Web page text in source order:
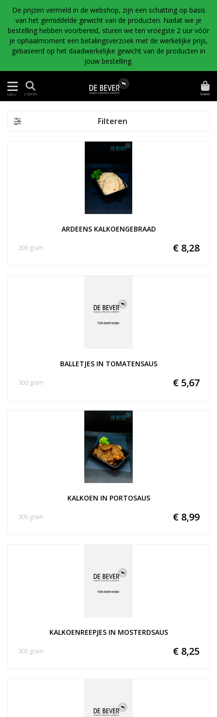
De prijzen vermeld in de webshop, zijn een schatting op basis
van het gemiddelde gewicht van de producten. Nadat we je
bestelling hebben voorbereid, sturen we ten vroegste 2 uur vóór
je ophaalmoment een betalingsverzoek met de werkelijke prijs,
gebaseerd op het daadwerkelijke gewicht van de producten in
jouw bestelling.
MENU ZOEKEN MAND
Filteren
ARDEENS KALKOENGEBRAAD
€ 8,28
300 gram
BALLETJES IN TOMATENSAUS
€ 5,67
300 gram
KALKOEN IN PORTOSAUS
€ 8,99
300 gram
KALKOENREEPJES IN MOSTERDSAUS
€ 8,25
300 gram